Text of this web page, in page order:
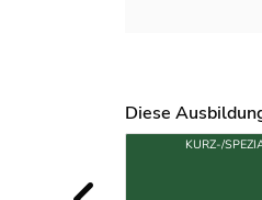
Diese
Uber weitere
KURZ-/